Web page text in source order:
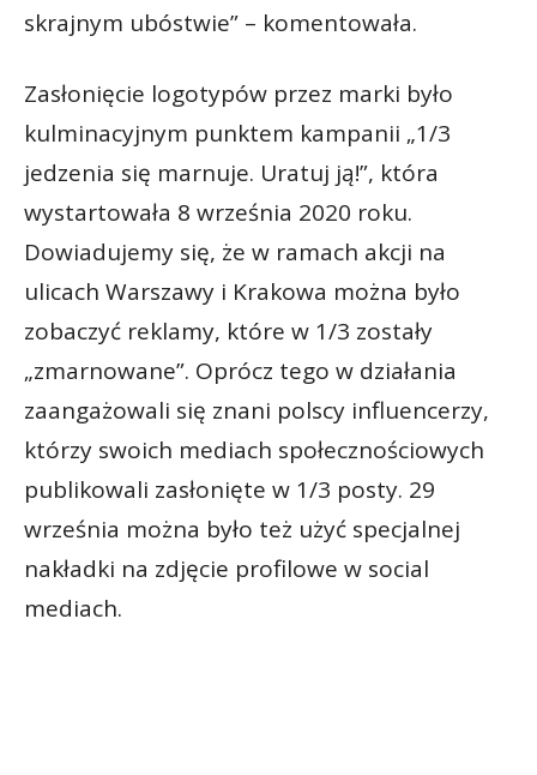
skrajnym ubóstwie” – komentowała.
Zasłonięcie logotypów przez marki było
kulminacyjnym punktem kampanii „1/3
jedzenia się marnuje. Uratuj ją!”, która
wystartowała 8 września 2020 roku.
Dowiadujemy się, że w ramach akcji na
ulicach Warszawy i Krakowa można było
zobaczyć reklamy, które w 1/3 zostały
„zmarnowane”. Oprócz tego w działania
zaangażowali się znani polscy influencerzy,
którzy swoich mediach społecznościowych
publikowali zasłonięte w 1/3 posty. 29
września można było też użyć specjalnej
nakładki na zdjęcie profilowe w social
mediach.